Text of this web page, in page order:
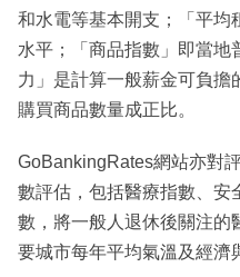
和水電等基本開支；「平均
水平；「商品指數」即當地
力」是計算一般薪金可負擔
購買商品數量成正比。
GoBankingRates網站亦對
數評估，包括醫療指數、安
數，將一般人退休後關注的
要城市每年平均氣溫及經濟